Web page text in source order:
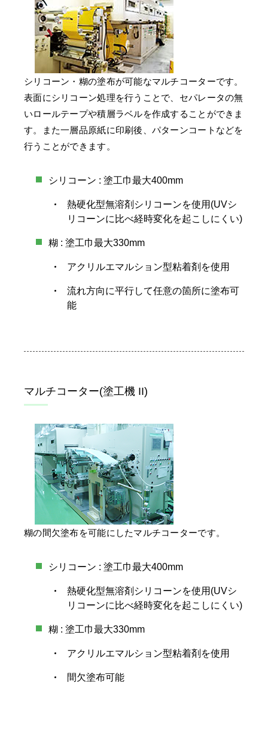
シリコーン・糊の塗布が可能なマルチコーターです。
表面にシリコーン処理を行うことで、セパレータの無
いロールテープや積層ラベルを作成することができま
す。また一層品原紙に印刷後、パターンコートなどを
行うことができます。
シリコーン : 塗工巾最大400mm
熱硬化型無溶剤シリコーンを使用(UVシ
リコーンに比べ経時変化を起こしにくい)
糊 : 塗工巾最大330mm
アクリルエマルション型粘着剤を使用
流れ方向に平行して任意の箇所に塗布可
能
マルチコーター(塗工機 II)
糊の間欠塗布を可能にしたマルチコーターです。
シリコーン : 塗工巾最大400mm
熱硬化型無溶剤シリコーンを使用(UVシ
リコーンに比べ経時変化を起こしにくい)
糊 : 塗工巾最大330mm
アクリルエマルション型粘着剤を使用
間欠塗布可能